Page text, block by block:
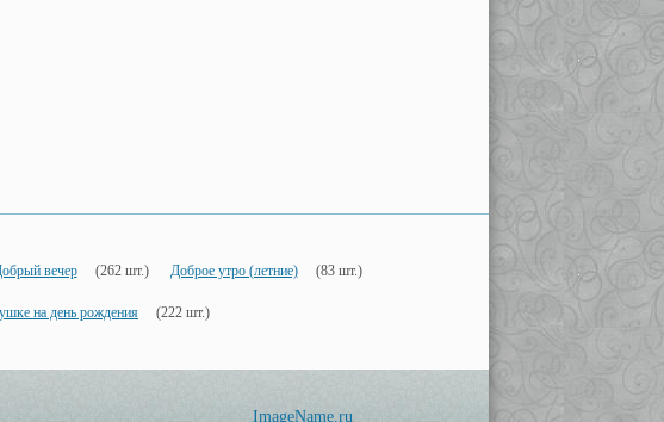
вечер (262 шт.) Доброе утро (летние) (83 шт.)
на день рождения (222 шт.)
ImageName.ru